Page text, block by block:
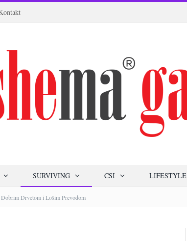
SURVIVING CSI LIFESTYLE
Drvetom i Lošim Prevodom